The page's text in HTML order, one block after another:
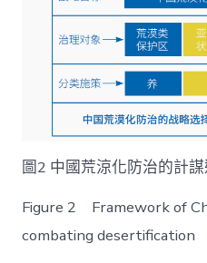
圖2 中國荒涼化防治的計
Figure 2 Framework of
combating desertification